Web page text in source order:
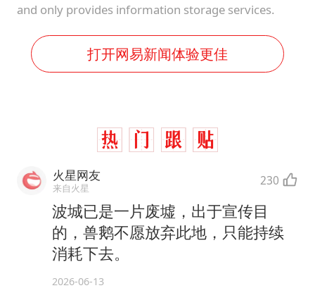
and only provides information storage services.
打开网易新闻体验更佳
火星网友
来自火星 230
波城已是一片废墟，出于宣传目
的，兽鹅不愿放弃此地，只能持续
消耗下去。
2026-06-13